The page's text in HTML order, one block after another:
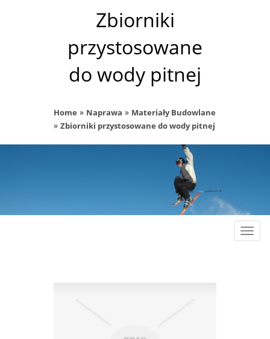
Zbiorniki
przystosowane
do wody pitnej
Home » Naprawa » Materiały Budowlane
» Zbiorniki przystosowane do wody pitnej